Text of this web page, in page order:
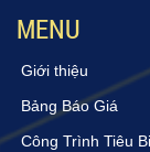
MENU
Giới thiệu
Bảng Báo Giá
Công Trình Tiêu